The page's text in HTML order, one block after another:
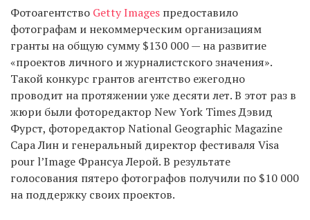
Фотоагентство Getty Images предоставило
фотографам и некоммерческим организациям
гранты на общую сумму $130 000 — на развитие
«проектов личного и журналистского значения».
Такой конкурс грантов агентство ежегодно
проводит на протяжении уже десяти лет. В этот раз в
жюри были фоторедактор New York Times Дэвид
Фурст, фоторедактор National Geographic Magazine
Сара Лин и генеральный директор фестиваля Visa
pour l’Image Франсуа Лерой. В результате
голосования пятеро фотографов получили по $10 000
на поддержку своих проектов.